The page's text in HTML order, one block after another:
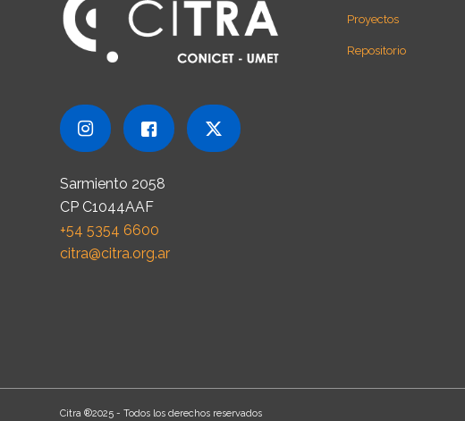
Sarmiento 2058
CP C1044AAF
+54 5354 6600
citra@citra.org.ar
Proyectos
Repositorio
Citra ®2025 - Todos los derechos reservados